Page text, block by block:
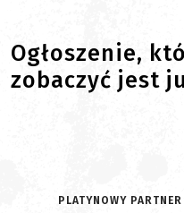
Ogłoszenie,
zobaczyć jest
PLATYNOWY PARTNER